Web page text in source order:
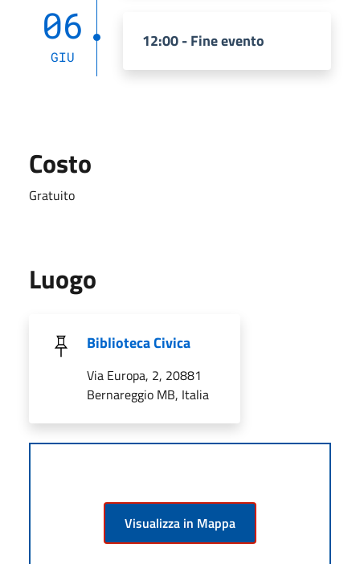
06
GIU
12:00 - Fine evento
Costo
Gratuito
Luogo
Biblioteca Civica
Via Europa, 2, 20881
Bernareggio MB, Italia
Visualizza in Mappa